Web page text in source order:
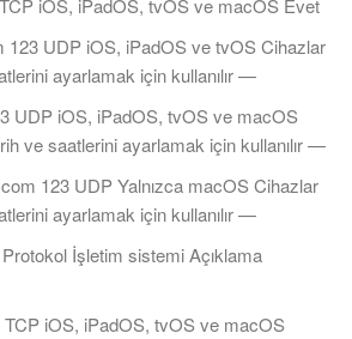
iOS, iPadOS, tvOS ve macOS Evet
123 UDP iOS, iPadOS ve tvOS Cihazlar
ayarlamak için kullanılır —
UDP iOS, iPadOS, tvOS ve macOS
ve saatlerini ayarlamak için kullanılır —
123 UDP Yalnızca macOS Cihazlar
ayarlamak için kullanılır —
İşletim sistemi Açıklama
iOS, iPadOS, tvOS ve macOS